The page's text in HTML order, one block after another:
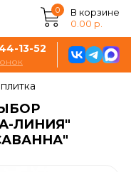
0
В корзине
0.00 р.
13-52
ЛИНИЯ"